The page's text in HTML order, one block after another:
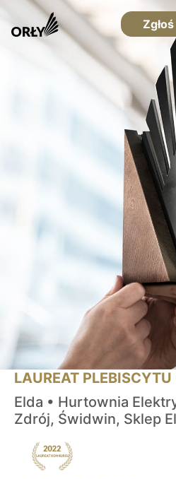
LAUREAT PLEBISCYTU
Elda • Hurtownia
Zdrój, Świdwin, Sklep